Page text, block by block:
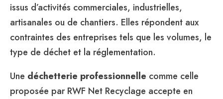
issus d’activités commerciales, industrielles,
artisanales ou de chantiers. Elles répondent aux
contraintes des entreprises tels que les volumes, le
type de déchet et la réglementation.
Une déchetterie professionnelle comme celle
proposée par RWF Net Recyclage accepte en